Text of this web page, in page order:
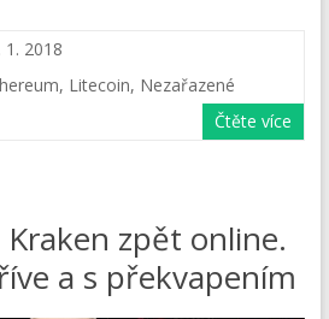
1. 2018
, Litecoin, Nezařazené
Čtěte více
zpět online.
a s překvapením